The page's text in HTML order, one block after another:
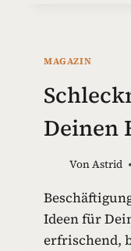
I
H
E
MAGAZIN
Deinen
VonAstrid
Ideen für
erfrischend,